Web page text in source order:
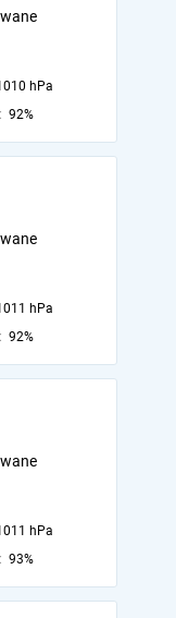
hPa
92%
hPa
92%
hPa
93%